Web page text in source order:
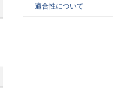
適合性について